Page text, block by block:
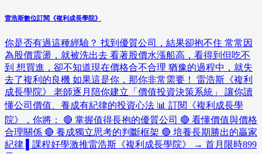
雷浩斯數位訂閱《複利成長學院》
你是否有過這種經驗？ 找到優質公司，結果卻抱不住 常常因
為股價震盪，就被洗出去 看著股價水漲船高，看得到但吃不
到 想買進，卻不知道現在價格合不合理 猶豫的過程中，就失
去了複利的良機 如果這是你，那你非常需要！ 雷浩斯《複利
成長學院》 老師逐月陪你建立「價值投資決策系統」 讓你讀
懂公司價值、養成有紀律的投資心法 📊 訂閱《複利成長學
院》，你將： 🔴 掌握值得長抱的優質公司 🔴 看懂價值與價格
合理關係 🔴 養成獨立思考的判斷框架 🔴 培養長期勝出的贏家
紀律 ▌課程好學激推雷浩斯《複利成長學院》 → 首月限時899